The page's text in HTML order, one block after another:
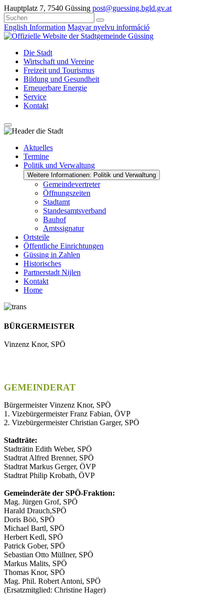
Hauptplatz 7, 7540 Güssing post@guessing.bgld.gv.at
English Information Magyar nyelvu információ
Die Stadt
Wirtschaft und Vereine
Freizeit und Tourismus
Bildung und Gesundheit
Erneuerbare Energie
Service
Kontakt
Aktuelles
Termine
Politik und Verwaltung
Weitere Informationen: Politik und Verwaltung
Gemeindevertreter
Öffnungszeiten
Stadtamt
Standesamtsverband
Bauhof
Amtssignatur
Ortsteile
Öffentliche Einrichtungen
Güssing in Zahlen
Historisches
Partnerstadt Nijlen
Kontakt
Home
BÜRGERMEISTER
Vinzenz Knor, SPÖ
GEMEINDERAT
Bürgermeister Vinzenz Knor, SPÖ
1. Vizebürgermeister Franz Fabian, ÖVP
2. Vizebürgermeister Christian Garger, SPÖ
Stadträte:
Stadträtin Edith Weber, SPÖ
Stadtrat Alfred Brenner, SPÖ
Stadtrat Markus Gerger, ÖVP
Stadtrat Philip Krobath, ÖVP
Gemeinderäte der SPÖ-Fraktion:
Mag. Jürgen Grof, SPÖ
Harald Drauch,SPÖ
Doris Böö, SPÖ
Michael Bartl, SPÖ
Herbert Kedl, SPÖ
Patrick Gober, SPÖ
Sebastian Otto Müllner, SPÖ
Markus Malits, SPÖ
Thomas Knor, SPÖ
Mag. Phil. Robert Antoni, SPÖ
(Ersatzmitglied: Christine Hager)